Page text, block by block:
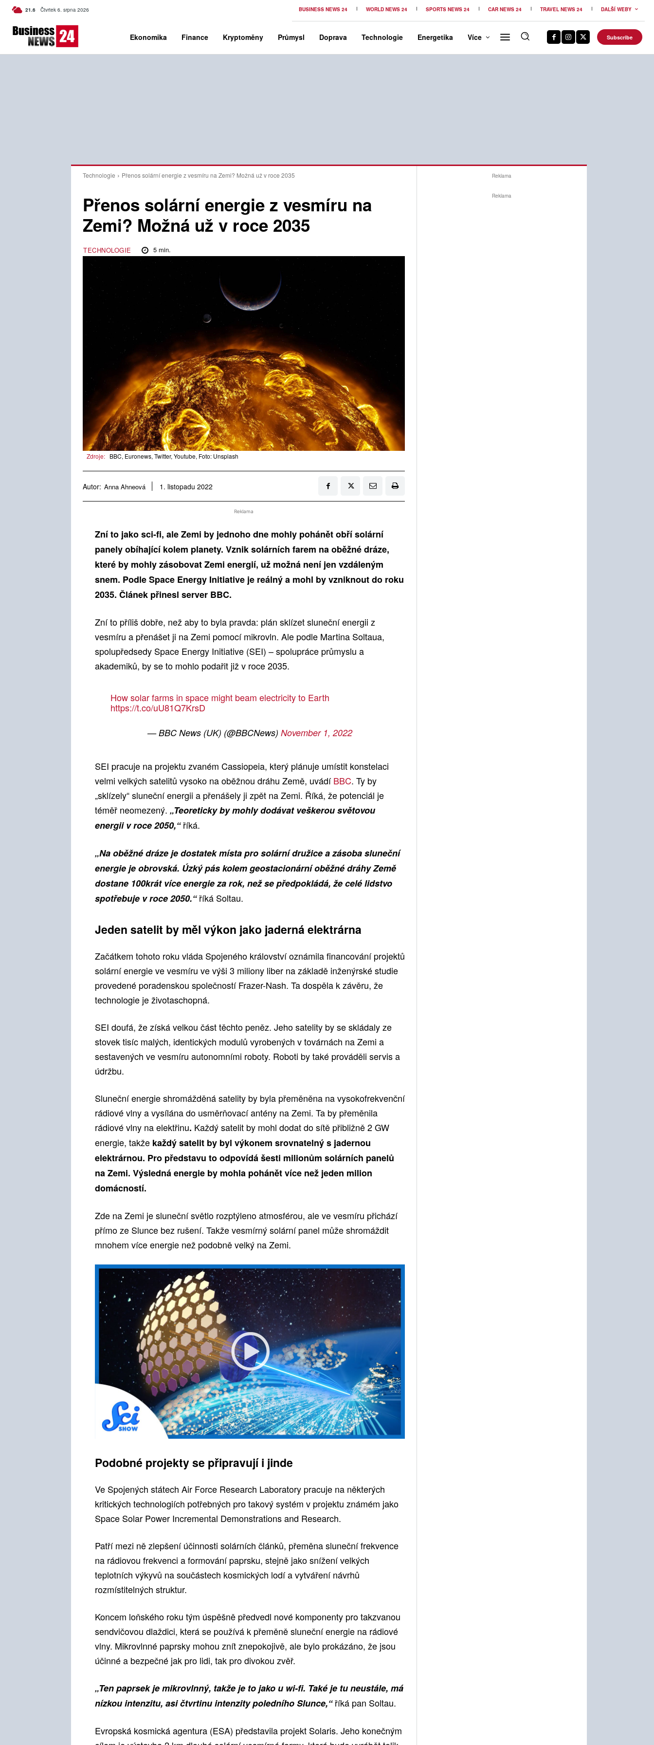
21.6 C Czech
Čtvrtek 6. srpna 2026 BUSINESS NEWS 24 WORLD NEWS 24 SPORTS NEWS 24 CAR NEWS 24 TRAVEL NEWS 24 DALŠÍ WEBY
Ekonomika Finance Kryptoměny Průmysl Doprava Technologie Energetika Více Subscribe
Technologie Přenos solární energie z vesmíru na Zemi? Možná už v roce 2035
Přenos solární energie z vesmíru na
Zemi? Možná už v roce 2035
TECHNOLOGIE 5min.
Zdroje: BBC, Euronews, Twitter, Youtube, Foto: Unsplash
Autor: Anna Ahneová 1. listopadu 2022
Reklama
Zní to jako sci-fi, ale Zemi by jednoho dne mohly pohánět obří solární
panely obíhající kolem planety. Vznik solárních farem na oběžné dráze,
které by mohly zásobovat Zemi energií, už možná není jen vzdáleným
snem. Podle Space Energy Initiative je reálný a mohl by vzniknout do roku
2035. Článek přinesl server BBC.
Zní to příliš dobře, než aby to byla pravda: plán sklízet sluneční energii z
vesmíru a přenášet ji na Zemi pomocí mikrovln. Ale podle Martina Soltaua,
spolupředsedy Space Energy Initiative (SEI) – spolupráce průmyslu a
akademiků, by se to mohlo podařit již v roce 2035.
How solar farms in space might beam electricity to Earth
https://t.co/uU81Q7KrsD
— BBC News (UK) (@BBCNews)November 1, 2022
SEI pracuje na projektu zvaném Cassiopeia, který plánuje umístit konstelaci
velmi velkých satelitů vysoko na oběžnou dráhu Země, uvádíBBC. Ty by
„sklízely“ sluneční energii a přenášely ji zpět na Zemi. Říká, že potenciál je
téměř neomezený. „Teoreticky by mohly dodávat veškerou světovou
energii v roce 2050,“říká.
„Na oběžné dráze je dostatek místa pro solární družice a zásoba sluneční
energie je obrovská. Úzký pás kolem geostacionární oběžné dráhy Země
dostane 100krát více energie za rok, než se předpokládá, že celé lidstvo
spotřebuje v roce 2050.“říká Soltau.
Jeden satelit by měl výkon jako jaderná elektrárna
Začátkem tohoto roku vláda Spojeného království oznámila financování projektů
solární energie ve vesmíru ve výši 3 miliony liber na základě inženýrské studie
provedené poradenskou společností Frazer-Nash. Ta dospěla k závěru, že
technologie je životaschopná.
SEI doufá, že získá velkou část těchto peněz. Jeho satelity by se skládaly ze
stovek tisíc malých, identických modulů vyrobených v továrnách na Zemi a
sestavených ve vesmíru autonomními roboty. Roboti by také prováděli servis a
údržbu.
Sluneční energie shromážděná satelity by byla přeměněna na vysokofrekvenční
rádiové vlny a vysílána do usměrňovací antény na Zemi. Ta by přeměnila
rádiové vlny na elektřinu. Každý satelit by mohl dodat do sítě přibližně 2 GW
energie, takže každý satelit by byl výkonem srovnatelný s jadernou
elektrárnou. Pro představu to odpovídá šesti milionům solárních panelů
na Zemi. Výsledná energie by mohla pohánět více než jeden milion
domácností.
Zde na Zemi je sluneční světlo rozptýleno atmosférou, ale ve vesmíru přichází
přímo ze Slunce bez rušení. Takže vesmírný solární panel může shromáždit
mnohem více energie než podobně velký na Zemi.
Podobné projekty se připravují i ​​jinde
Ve Spojených státech Air Force Research Laboratory pracuje na některých
kritických technologiích potřebných pro takový systém v projektu známém jako
Space Solar Power Incremental Demonstrations and Research.
Patří mezi ně zlepšení účinnosti solárních článků, přeměna sluneční frekvence
na rádiovou frekvenci a formování paprsku, stejně jako snížení velkých
teplotních výkyvů na součástech kosmických lodí a vytváření návrhů
rozmístitelných struktur.
Koncem loňského roku tým úspěšně předvedl nové komponenty pro takzvanou
sendvičovou dlaždici, která se používá k přeměně sluneční energie na rádiové
vlny. Mikrovlnné paprsky mohou znít znepokojivě, ale bylo prokázáno, že jsou
účinné a bezpečné jak pro lidi, tak pro divokou zvěř.
„Ten paprsek je mikrovlnný, takže je to jako u wi-fi. Také je tu neustále, má
nízkou intenzitu, asi čtvrtinu intenzity poledního Slunce,“říká pan Soltau.
Evropská kosmická agentura (ESA) představila projekt Solaris. Jeho konečným
Reklama
Reklama